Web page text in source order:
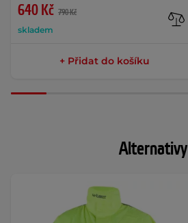
640 Kč 790 Kč
skladem
+ Přidat do košíku
Alternativy